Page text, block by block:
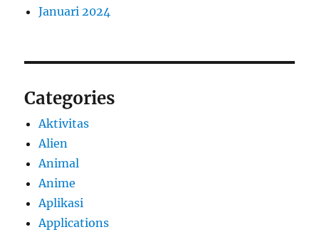
Januari 2024
Categories
Aktivitas
Alien
Animal
Anime
Aplikasi
Applications